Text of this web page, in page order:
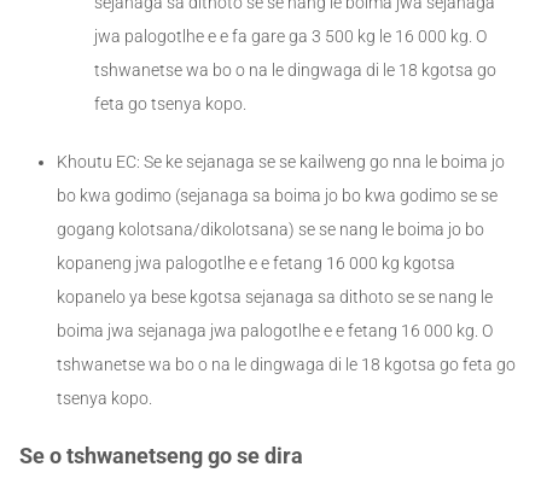
jwa palogotlhe e e fa gare ga 3 500 kg le 16 000 kg. O
tshwanetse wa bo o na le dingwaga di le 18 kgotsa go
feta go tsenya kopo.
Khoutu EC: Se ke sejanaga se se kailweng go nna le boima jo
bo kwa godimo (sejanaga sa boima jo bo kwa godimo se se
gogang kolotsana/dikolotsana) se se nang le boima jo bo
kopaneng jwa palogotlhe e e fetang 16 000 kg kgotsa
kopanelo ya bese kgotsa sejanaga sa dithoto se se nang le
boima jwa sejanaga jwa palogotlhe e e fetang 16 000 kg. O
tshwanetse wa bo o na le dingwaga di le 18 kgotsa go feta go
tsenya kopo.
Se o tshwanetseng go se dira